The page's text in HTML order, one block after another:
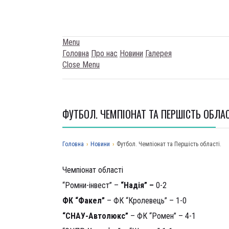
Menu
Головна Про нас Новини Галерея
Close Menu
ФУТБОЛ. ЧЕМПІОНАТ ТА ПЕРШІСТЬ
Головна › Новини › Футбол. Чемпіонат та Першість області.
Чемпіонат області
“Ромни-інвест” – “Надія” – 0-2
ФК “Факел” – ФК “Кролевець” – 1-0
“СНАУ-Автолюкс” – ФК “Ромен” – 4-1